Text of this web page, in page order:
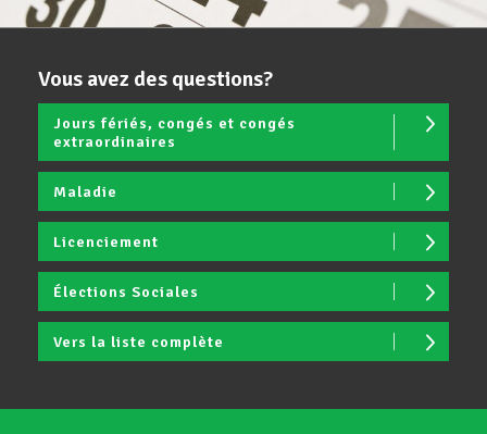
Vous avez des questions?
Jours fériés, congés et congés
extraordinaires
Maladie
Licenciement
Élections Sociales
Vers la liste complète